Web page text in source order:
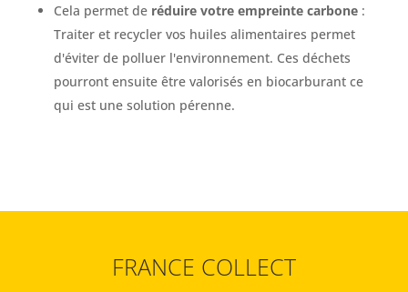
Cela permet de réduire votre empreinte carbone:
Traiter et recycler vos huiles alimentaires permet
d'éviter de polluer l'environnement. Ces déchets
pourront ensuite être valorisés en biocarburant ce
qui est une solution pérenne.
FRANCE COLLECT